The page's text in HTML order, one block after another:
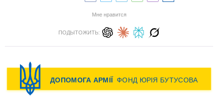
Мне нравится
ПОДЫТОЖИТЬ: